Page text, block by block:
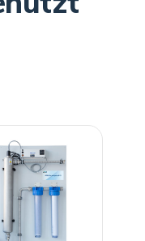
ATN
SourcePlus